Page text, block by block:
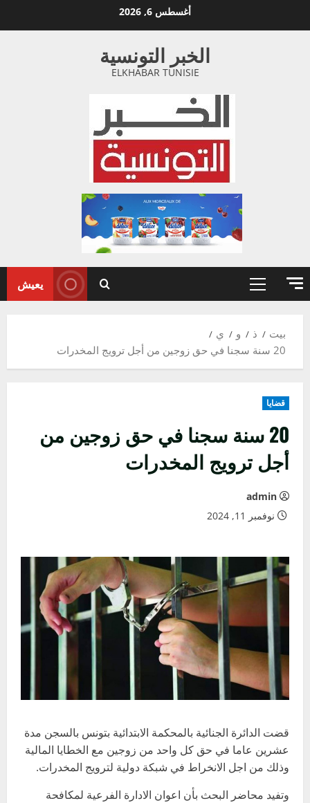
أغسطس 6, 2026
الخبر التونسية
ELKHABAR TUNISIE
القائمة
يعيش
بيت ذ و
ي
20 سنة سجنا في حق زوجين من أجل ترويج المخدرات
قضايا
20 سنة سجنا في حق زوجين من
أجل ترويج المخدرات
admin
نوفمبر 11, 2024
قضت الدائرة الجنائية بالمحكمة الابتدائية بتونس بالسجن مدة
عشرين عاما في حق كل واحد من زوجين مع الخطايا المالية
وذلك من اجل الانخراط في شبكة دولية لترويج المخدرات.
وتفيد محاضر البحث بأن اعوان الادارة الفرعية لمكافحة